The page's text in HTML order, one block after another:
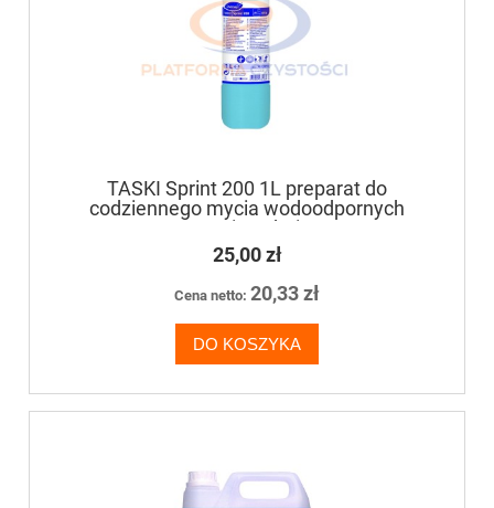
TASKI Sprint 200 1L preparat do
codziennego mycia wodoodpornych
powierzchni
25,00 zł
Cena netto: 20,33 zł
DO KOSZYKA